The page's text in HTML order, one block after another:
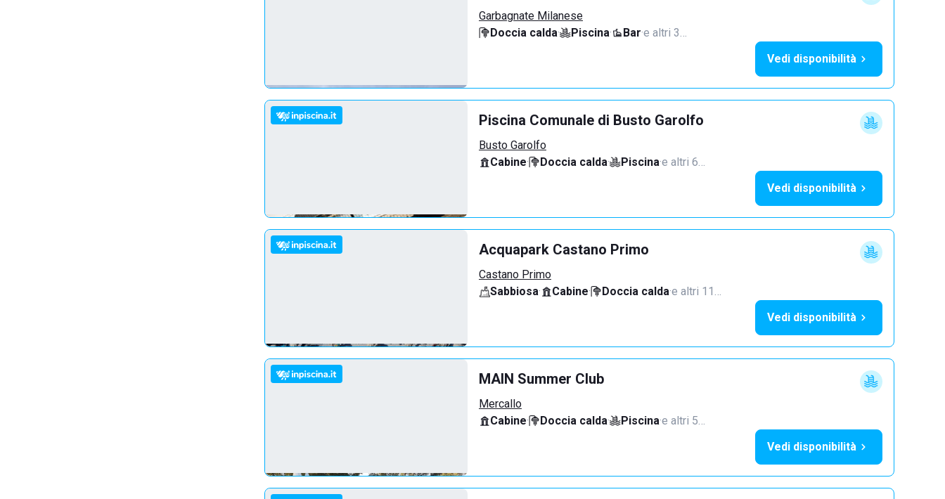
Garbagnate Milanese
Doccia calda· Piscina· Bar·e altri 3…
Vedi disponibilità
Piscina Comunale di Busto Garolfo
Busto Garolfo
Cabine· Doccia calda· Piscina·e altri 6…
Vedi disponibilità
Acquapark Castano Primo
Castano Primo
Sabbiosa· Cabine· Doccia calda·e altri 11…
Vedi disponibilità
MAIN Summer Club
Mercallo
Cabine· Doccia calda· Piscina·e altri 5…
Vedi disponibilità